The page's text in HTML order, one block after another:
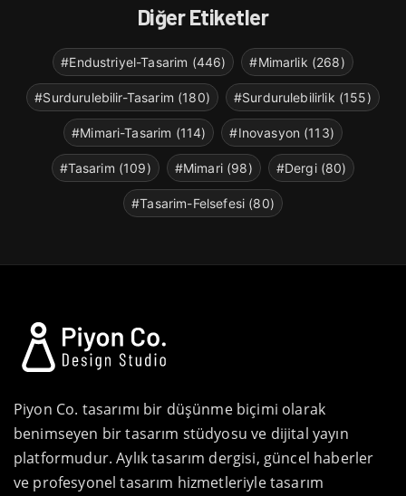
Diğer Etiketler
#Endustriyel-Tasarim (446) #Mimarlik (268)
#Surdurulebilir-Tasarim (180) #Surdurulebilirlik (155)
#Mimari-Tasarim (114) #Inovasyon (113)
#Tasarim (109) #Mimari (98) #Dergi (80)
#Tasarim-Felsefesi (80)
Piyon Co. tasarımı bir düşünme biçimi olarak
benimseyen bir tasarım stüdyosu ve dijital yayın
platformudur. Aylık tasarım dergisi, güncel haberler
ve profesyonel tasarım hizmetleriyle tasarım